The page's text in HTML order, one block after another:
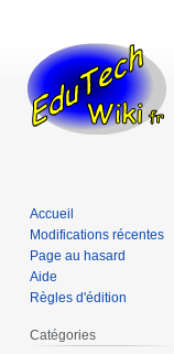
Accueil
Modifications récentes
Page au hasard
Aide
Règles d'édition
Catégories